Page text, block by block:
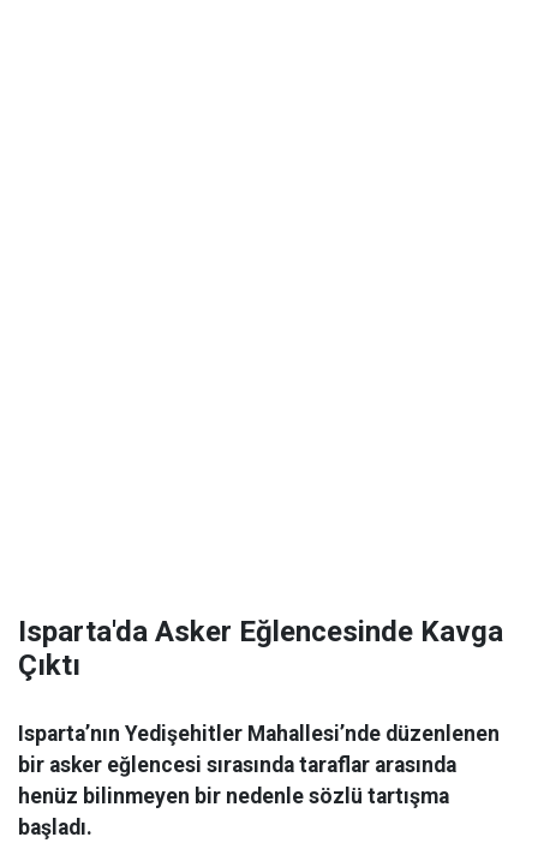
Isparta'da Asker Eğlencesinde Kavga
Çıktı
Isparta’nın Yedişehitler Mahallesi’nde düzenlenen
bir asker eğlencesi sırasında taraflar arasında
henüz bilinmeyen bir nedenle sözlü tartışma
başladı.